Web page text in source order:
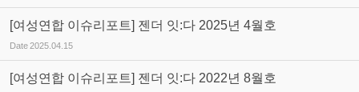
[여성연합 이슈리포트] 젠더 잇:다 2025년 4월호
Date2025.04.15
[여성연합 이슈리포트] 젠더 잇:다 2022년 8월호